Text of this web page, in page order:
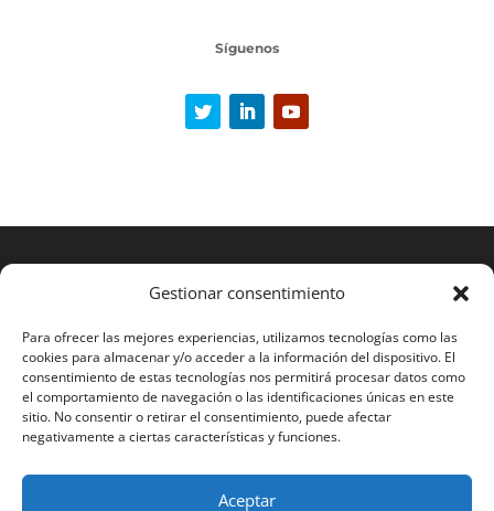
Gestionar consentimiento
Para ofrecer las mejores experiencias, utilizamos tecnologías como las
cookies para almacenar y/o acceder a la información del dispositivo. El
consentimiento de estas tecnologías nos permitirá procesar datos como
el comportamiento de navegación o las identificaciones únicas en este
sitio. No consentir o retirar el consentimiento, puede afectar
negativamente a ciertas características y funciones.
Aceptar
Síguenos